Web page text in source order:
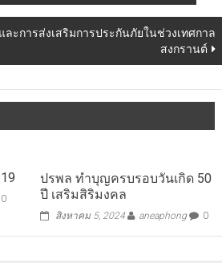
ะการส่งเสริมการประกันภัยในช่วงเทศกาล
สงกรานต์
0
ปรพล ทำบุญครบรอบวันเกิด 50
ปี เสริมสิริมงคล
สิงหาคม 5, 2024 aneaphong 0